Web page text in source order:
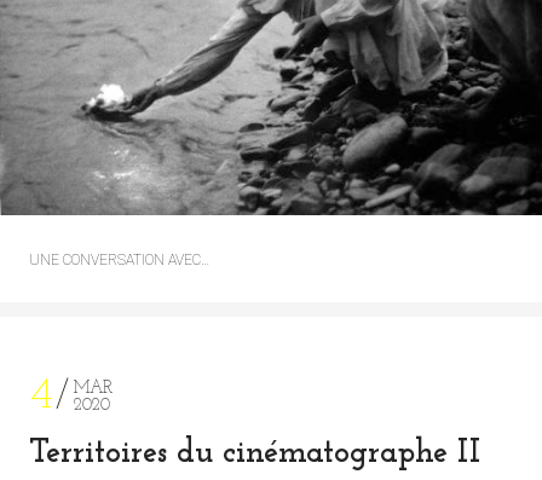
UNE CONVERSATION AVEC…
4
MAR
2020
Territoires du cinématographe II